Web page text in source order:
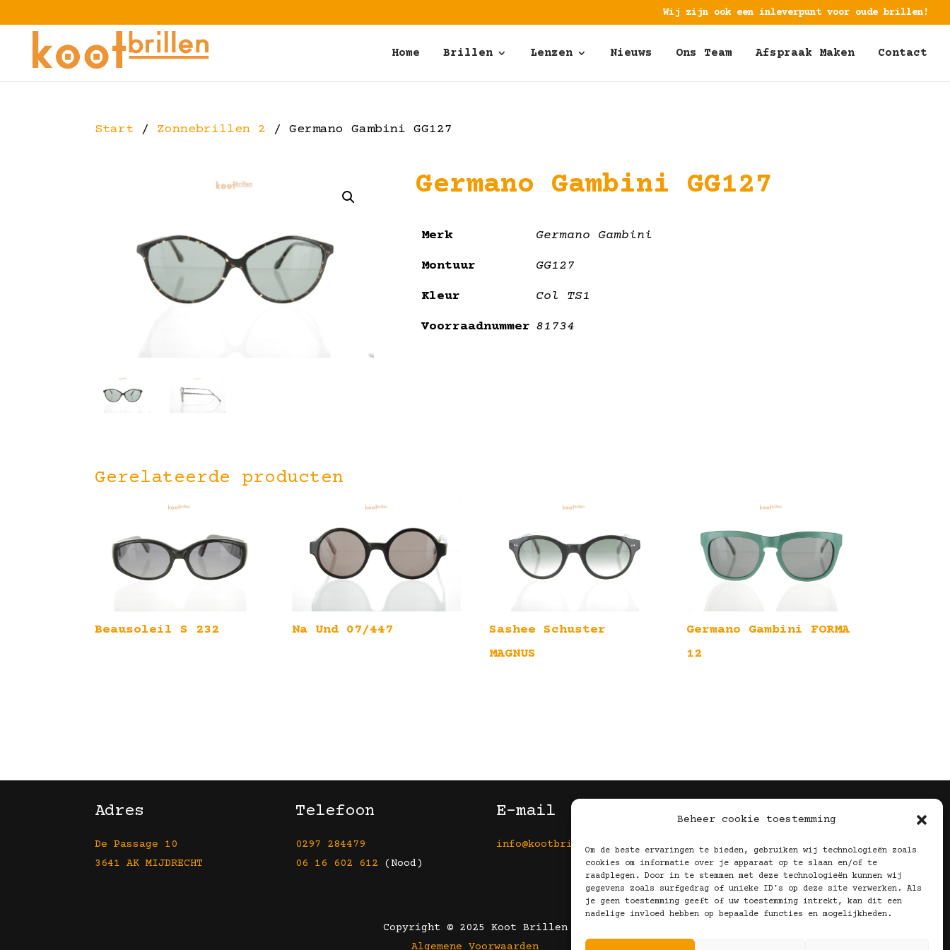
Beheer cookie toestemming
Om de beste ervaringen te bieden, gebruiken wij technologieën zoals
cookies om informatie over je apparaat op te slaan en/of te
raadplegen. Door in te stemmen met deze technologieën kunnen wij
gegevens zoals surfgedrag of unieke ID's op deze site verwerken. Als
je geen toestemming geeft of uw toestemming intrekt, kan dit een
nadelige invloed hebben op bepaalde functies en mogelijkheden.
Wij zijn ook een inleverpunt voor oude brillen!
Home Brillen Lenzen Nieuws Ons Team Afspraak Maken Contact
Start / Zonnebrillen 2 / Germano Gambini GG127
Germano Gambini GG127
Merk Germano Gambini
Montuur GG127
Kleur Col TS1
Voorraadnummer 81734
Gerelateerde producten
Beausoleil S 232 Na Und 07/447
Sashee Schuster
MAGNUS
Germano Gambini FORMA
12
Adres
De Passage 10
3641 AK MIJDRECHT
Telefoon
0297 284479
06 16 602 612 (Nood)
E-mail
info@kootbrillen.nl
Volg Ons!
Copyright © 2025 Koot Brillen
Algemene Voorwaarden